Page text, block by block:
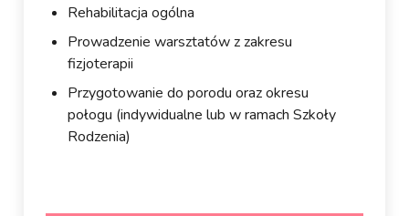
Rehabilitacja ogólna
Prowadzenie warsztatów z zakresu
fizjoterapii
Przygotowanie do porodu oraz okresu
połogu (indywidualne lub w ramach Szkoły
Rodzenia)